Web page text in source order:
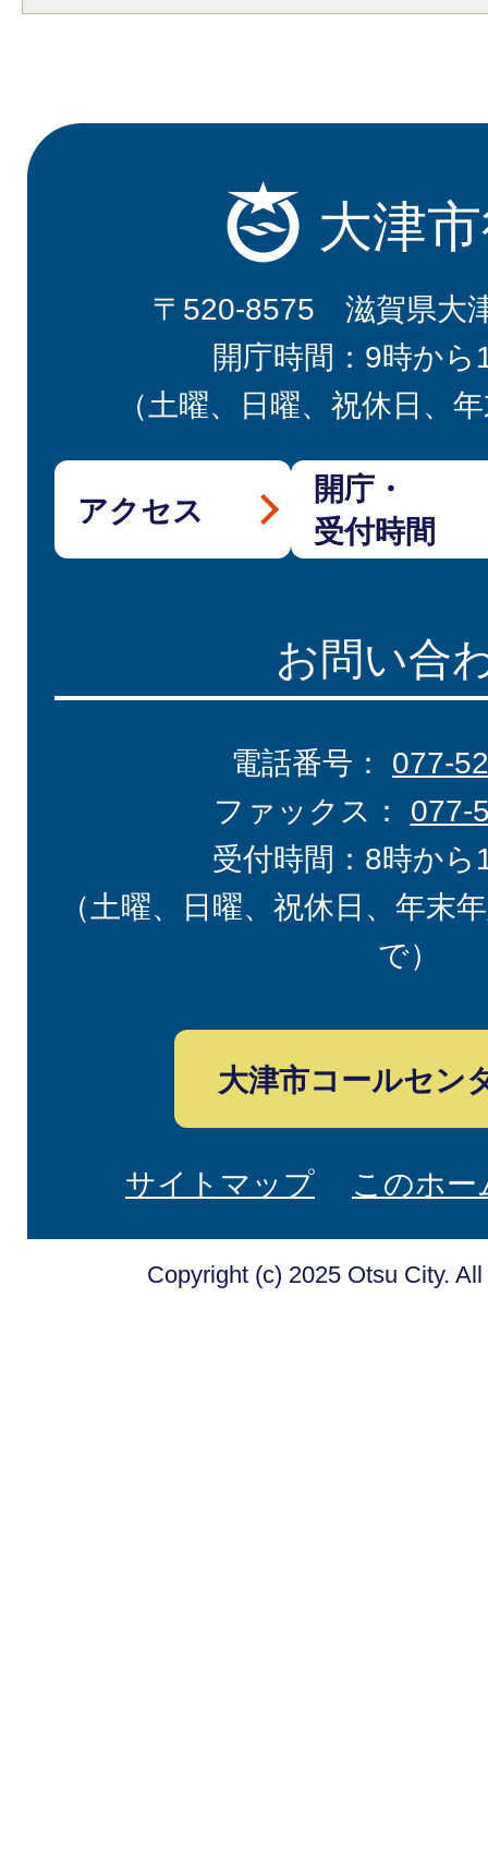
大津
〒520-8575 滋賀県大
開庁時間：9時から
（土曜、日曜、祝休日、
アクセス
開庁・
受付時間
お問い合
電話番号： 077-
ファックス： 077-
受付時間：8時から
（土曜、日曜、祝休日、年末
で）
大津市コールセン
サイトマップ このホ
Copyright (c) 2025 Otsu City.